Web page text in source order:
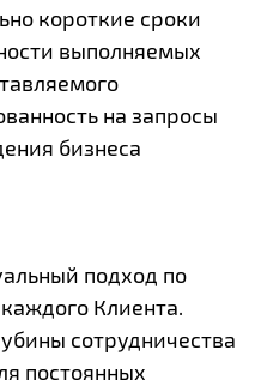
короткие сроки
выполняемых
на запросы
бизнеса
подход по
Клиента.
сотрудничества
постоянных